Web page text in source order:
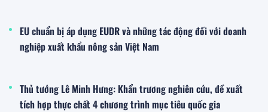
EU chuẩn bị áp dụng EUDR và những tác động đối với doanh
nghiệp xuất khẩu nông sản Việt Nam
Thủ tướng Lê Minh Hưng: Khẩn trương nghiên cứu, đề xuất
tích hợp thực chất 4 chương trình mục tiêu quốc gia